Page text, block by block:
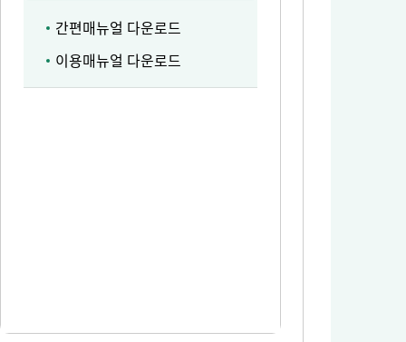
간편매뉴얼 다운로드
이용매뉴얼 다운로드